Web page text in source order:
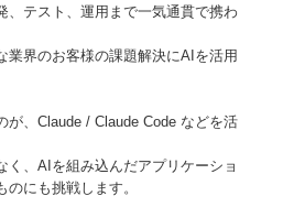
、テスト、運用まで一気通貫で携わ
業界のお客様の課題解決にAIを活用
が、Claude / Claude Code などを活
く、AIを組み込んだアプリケーショ
にも挑戦します。